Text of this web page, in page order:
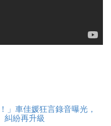
」車佳媛狂言錄音曝光，
糾紛再升級